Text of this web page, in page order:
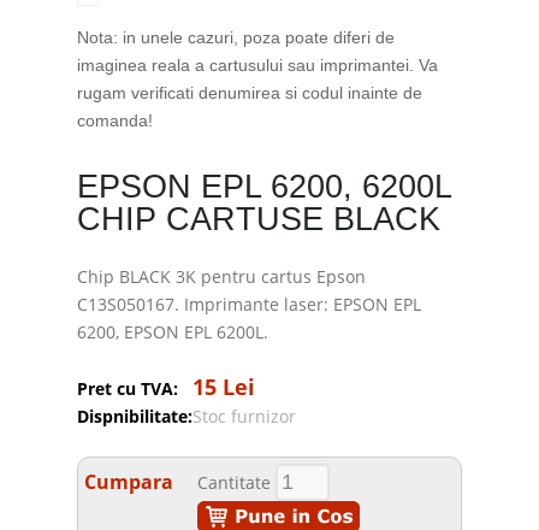
Nota: in unele cazuri, poza poate diferi de
imaginea reala a cartusului sau imprimantei. Va
rugam verificati denumirea si codul inainte de
comanda!
EPSON EPL 6200, 6200L
CHIP CARTUSE BLACK
Chip BLACK 3K pentru cartus Epson
C13S050167. Imprimante laser: EPSON EPL
6200, EPSON EPL 6200L.
Pret cu TVA: 15 Lei
Dispnibilitate:Stoc furnizor
Cumpara Cantitate